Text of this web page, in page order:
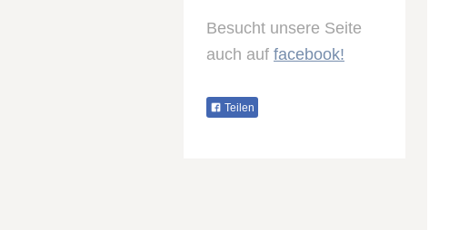
Besucht unsere Seite
auch auf facebook!
Teilen